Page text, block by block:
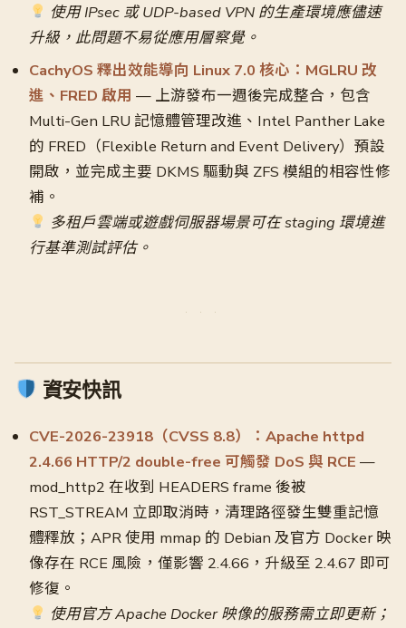
使用 IPsec 或 UDP-based VPN 的生產環境應儘速
升級，此問題不易從應用層察覺。
CachyOS 釋出效能導向 Linux 7.0 核心：MGLRU 改
進、FRED 啟用 — 上游發布一週後完成整合，包含
Multi-Gen LRU 記憶體管理改進、Intel Panther Lake
的 FRED（Flexible Return and Event Delivery）預設
開啟，並完成主要 DKMS 驅動與 ZFS 模組的相容性修
補。
多租戶雲端或遊戲伺服器場景可在 staging 環境進
行基準測試評估。
資安快訊
CVE-2026-23918（CVSS 8.8）：Apache httpd
2.4.66 HTTP/2 double-free 可觸發 DoS 與 RCE —
mod_http2 在收到 HEADERS frame 後被
RST_STREAM 立即取消時，清理路徑發生雙重記憶
體釋放；APR 使用 mmap 的 Debian 及官方 Docker 映
像存在 RCE 風險，僅影響 2.4.66，升級至 2.4.67 即可
修復。
使用官方 Apache Docker 映像的服務需立即更新；